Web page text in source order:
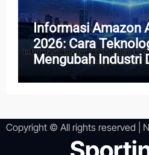
Informasi Amazon
2026: Cara
Mengubah Industri
Copyright © All rights reserved